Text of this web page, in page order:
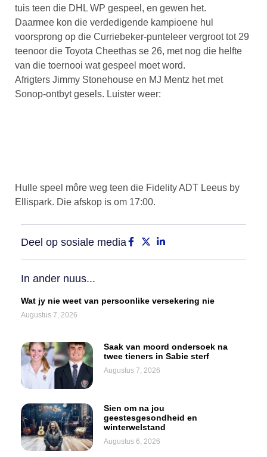
tuis teen die DHL WP gespeel, en gewen het.
Daarmee kon die verdedigende kampioene hul
voorsprong op die Curriebeker-punteleer vergroot tot 29
teenoor die Toyota Cheethas se 26, met nog die helfte
van die toernooi wat gespeel moet word.
Afrigters Jimmy Stonehouse en MJ Mentz het met
Sonop-ontbyt gesels. Luister weer:
Hulle speel môre weg teen die Fidelity ADT Leeus by
Ellispark. Die afskop is om 17:00.
Deel op sosiale media
In ander nuus...
Wat jy nie weet van persoonlike versekering nie
Augustus 7, 2026
Saak van moord ondersoek na
twee tieners in Sabie sterf
Augustus 7, 2026
Sien om na jou
geestesgesondheid en
winterwelstand
Augustus 6, 2026